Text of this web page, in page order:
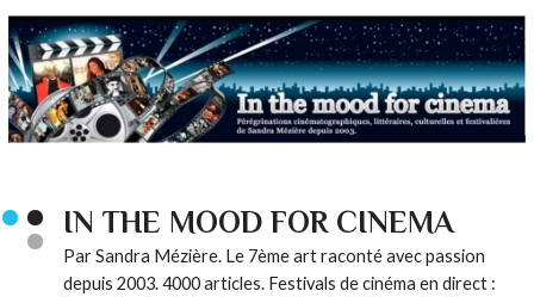
IN THE MOOD FOR CINEMA
Par Sandra Mézière. Le 7ème art raconté avec passion
depuis 2003. 4000 articles. Festivals de cinéma en direct :